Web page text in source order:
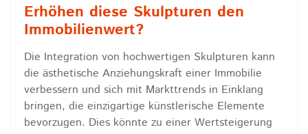
Erhöhen diese Skulpturen den
Immobilienwert?
Die Integration von hochwertigen Skulpturen kann
die ästhetische Anziehungskraft einer Immobilie
verbessern und sich mit Markttrends in Einklang
bringen, die einzigartige künstlerische Elemente
bevorzugen. Dies könnte zu einer Wertsteigerung